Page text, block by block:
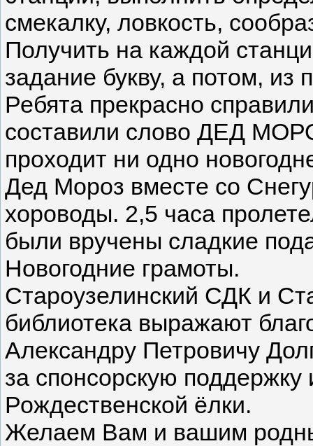
смекалку, ловкость,
Получить на каждой
задание букву, а потом, из
Ребята прекрасно
составили слово ДЕД
проходит ни одно
Дед Мороз вместе со
хороводы. 2,5 часа
были вручены сладкие
Новогодние грамоты.
Староузелинский СДК и
библиотека выражают
Александру Петровичу
за спонсорскую
Рождественской ёлки.
Желаем Вам и вашим